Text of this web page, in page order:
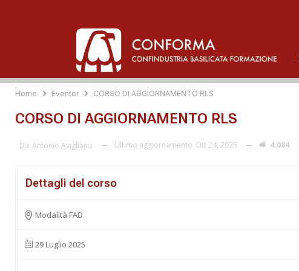
Home Eventer CORSO DI AGGIORNAMENTO RLS
CORSO DI AGGIORNAMENTO RLS
Da Antonio Avigliano Ultimo aggiornamento Ott 24, 2025 4.084
Dettagli del corso
Modalità FAD
29 Luglio 2025